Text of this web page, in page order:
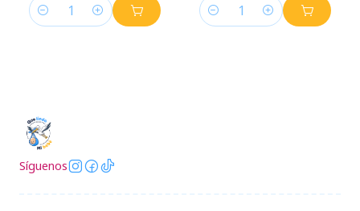
Cantidad Cantidad
Síguenos